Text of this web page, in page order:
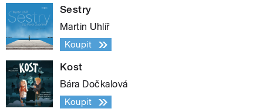
Sestry
Martin Uhlíř
Koupit
Kost
Bára Dočkalová
Koupit